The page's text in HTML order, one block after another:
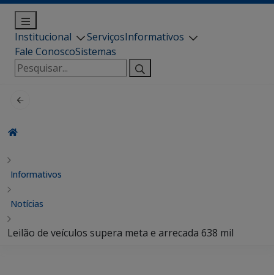
Institucional ServiçosInformativos
Fale ConoscoSistemas
Pesquisar
por:
Informativos
Notícias
Leilão de veículos supera meta e arrecada 638 mil